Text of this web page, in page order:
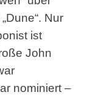
Nur
ist
John
nominiert –